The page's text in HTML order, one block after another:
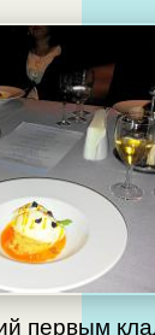
первым